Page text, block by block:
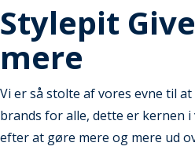
Stylepit
mere
Vi er så stolte af vores evne til
brands for alle, dette er kernen
efter at gøre mere og mere ud